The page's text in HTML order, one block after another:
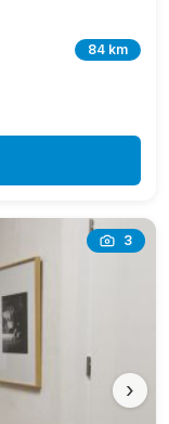
84 km
3
›